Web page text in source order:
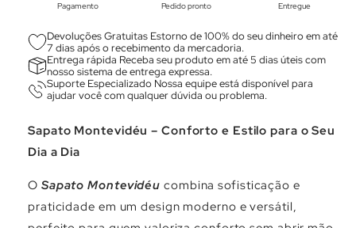
Pagamento
Pedido pronto
Entregue
Devoluções Gratuitas Estorno de 100% do seu dinheiro em até
7 dias após o recebimento da mercadoria.
Entrega rápida Receba seu produto em até 5 dias úteis com
nosso sistema de entrega expressa.
Suporte Especializado Nossa equipe está disponível para
ajudar você com qualquer dúvida ou problema.
Sapato Montevidéu – Conforto e Estilo para o Seu
Dia a Dia
O Sapato Montevidéu combina sofisticação e
praticidade em um design moderno e versátil,